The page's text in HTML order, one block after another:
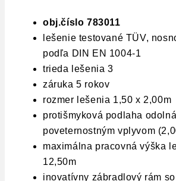
obj.číslo 783011
lešenie testované TÜV,
podľa DIN EN 1004-1
trieda lešenia 3
záruka 5 rokov
rozmer lešenia 1,50 x 2,00m
protišmyková podlaha
poveternostným vplyvom
maximálna pracovná výška
12,50m
inovatívny zábradlový rám